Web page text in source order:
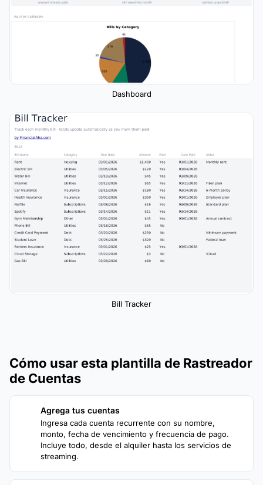
Dashboard
Bill Tracker
Cómo usar esta plantilla de Rastreador
de Cuentas
Agrega tus cuentas
Ingresa cada cuenta recurrente con su nombre,
monto, fecha de vencimiento y frecuencia de pago.
Incluye todo, desde el alquiler hasta los servicios de
streaming.